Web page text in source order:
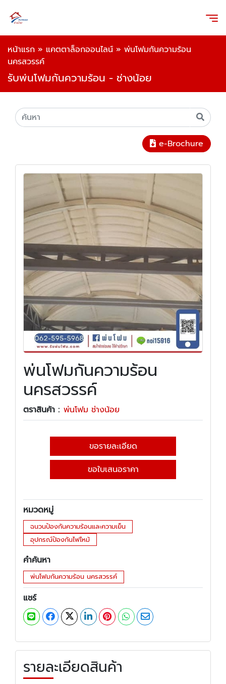
หน้าแรก » แคตตาล็อกออนไลน์ » พ่นโฟมกันความร้อน
นครสวรรค์
รับพ่นโฟมกันความร้อน - ช่างน้อย
e-Brochure
พ่นโฟมกันความร้อน
นครสวรรค์
ตราสินค้า : พ่นโฟม ช่างน้อย
ขอรายละเอียด
ขอใบเสนอราคา
หมวดหมู่
ฉนวนป้องกันความร้อนและความเย็น
อุปกรณ์ป้องกันไฟไหม้
คำค้นหา
พ่นโฟมกันความร้อน นครสวรรค์
แชร์
รายละเอียดสินค้า